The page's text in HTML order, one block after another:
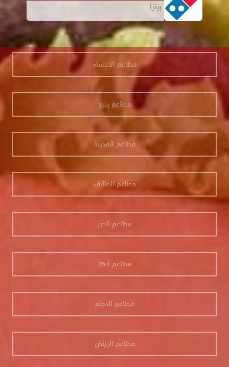
بيتزا
مطاعم الاحساء
مطاعم ينبع
مطاعم المدينة
مطاعم الطائف
مطاعم الخبر
مطاعم أبها
مطاعم الدمام
مطاعم الرياض